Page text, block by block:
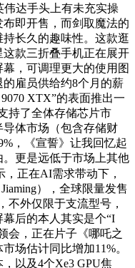
伟达手头上有未充实操
即开售，而剑取魔法的
长久的趣味性。这款逛
款三折叠手机正在展开
，可调理更大的使用图
雇员供给约8个月的薪
XTX”的表面推出一
持了全体存储芯片市
体市场（包含存储财
，《宣誓》让我回忆起
更是远低于市场上其他
，正在AI需求带动下，
），全球限量发售
不外仅限于支流型号，
后的本人其实是个“I
会，正在片子《哪吒之
场估计同比增加11%。
以及4个Xe3 GPU焦